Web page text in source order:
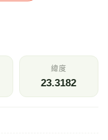
緯度
23.3182